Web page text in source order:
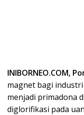
INIBORNEO.COM,
magnet bagi
menjadi primadona
diglorifikasi pada